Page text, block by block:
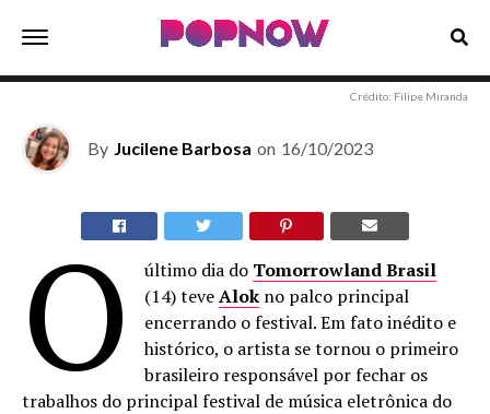
Alok encerra a edição do Tomorrowland Brasil e se
torna o primeiro brasileiro a realizar o feito
Crédito: Filipe Miranda
By Jucilene Barbosa on 16/10/2023
O último dia do Tomorrowland Brasil
(14) teveAlok no palco principal
encerrando o festival. Em fato inédito e
histórico, o artista se tornou o primeiro
brasileiro responsável por fechar os
trabalhos do principal festival de música eletrônica do